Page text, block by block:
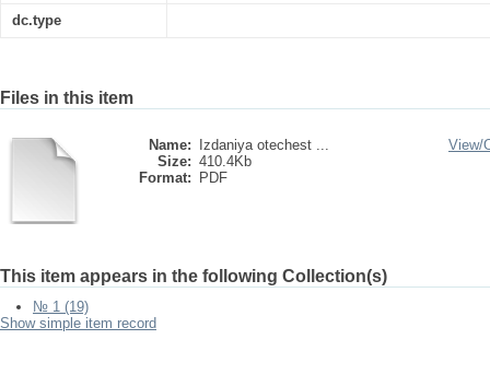
dc.type
Files in this item
Name:
Izdaniya otechest ...
Size: 410.4Kb
Format:
PDF
View/
This item appears in the following Collection(s)
№ 1 (19)
Show simple item record